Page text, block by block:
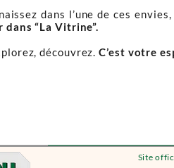
Site
dans l’une de ces
“La Vitrine”.
découvrez.C’est votre